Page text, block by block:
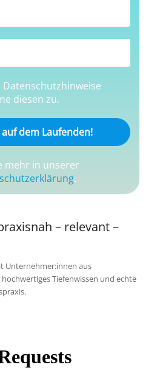
Datenschutzhinweise
diesen zu.
mehr in unserer
.
– relevant –
Unternehmer:innen aus
Tiefenwissen und echte